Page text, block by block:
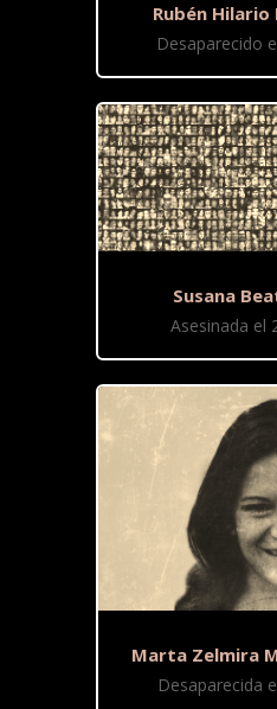
Rubén
Desaparecido
Susana
Asesinada el
Marta Zelmira
Desaparecida